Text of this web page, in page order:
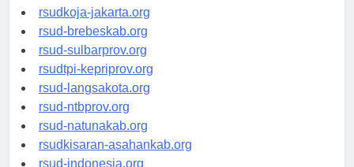
rsud-cilacapkab.org
rsudkoja-jakarta.org
rsud-brebeskab.org
rsud-sulbarprov.org
rsudtpi-kepriprov.org
rsud-langsakota.org
rsud-ntbprov.org
rsud-natunakab.org
rsudkisaran-asahankab.org